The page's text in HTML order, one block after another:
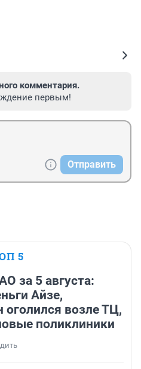
комментария.
первым!
Отправить
5
за 5 августа:
Айзе,
оголился возле ТЦ,
поликлиники